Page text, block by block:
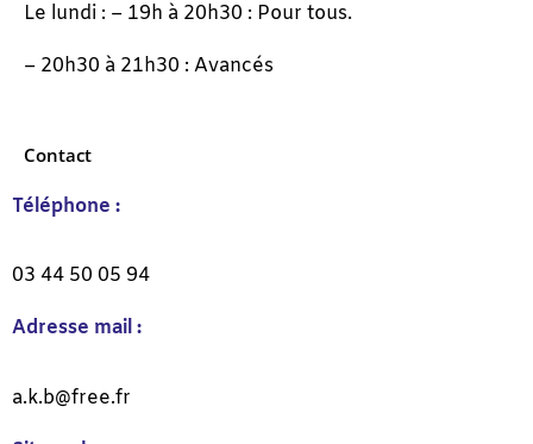
Le lundi : – 19h à 20h30 : Pour tous.
– 20h30 à 21h30 : Avancés
Contact
Téléphone :
03 44 50 05 94
Adresse mail :
a.k.b@free.fr